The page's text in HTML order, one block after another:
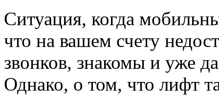
Ситуация, когда
что на вашем счету
звонков, знакомы и уже
Однако, о том, что лифт